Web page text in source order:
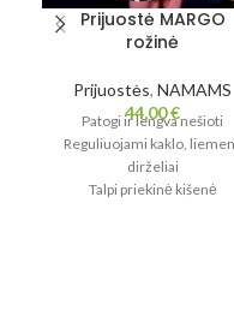
Prijuostė MARGO
rožinė
Prijuostės, NAMAMS
44,00€
Patogi ir lengva nešioti
Reguliuojami kaklo,
dirželiai
Talpi priekinė kišenė